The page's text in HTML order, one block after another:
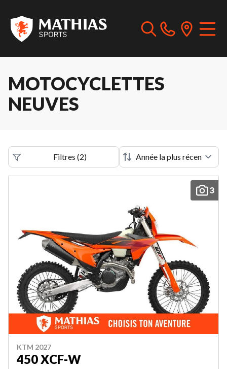
MOTOCYCLETTES
NEUVES
Filtres (2)
3
KTM 2027
450 XCF-W